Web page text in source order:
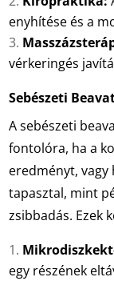
enyhítése és a
vérkeringés
Sebészeti
A sebészeti
fontolóra, ha a
eredményt,
tapasztal, mint
zsibbadás. Ezek
egy részének